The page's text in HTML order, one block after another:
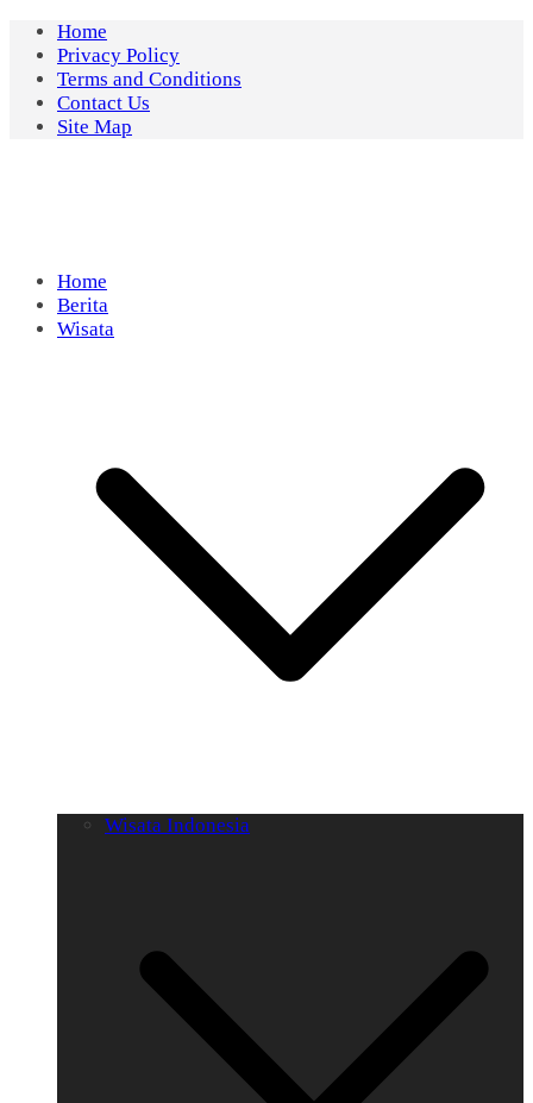
Skip
content
Home
Privacy Policy
Terms and Conditions
Contact Us
Site Map
Home
Berita
Wisata
Wisata Indonesia